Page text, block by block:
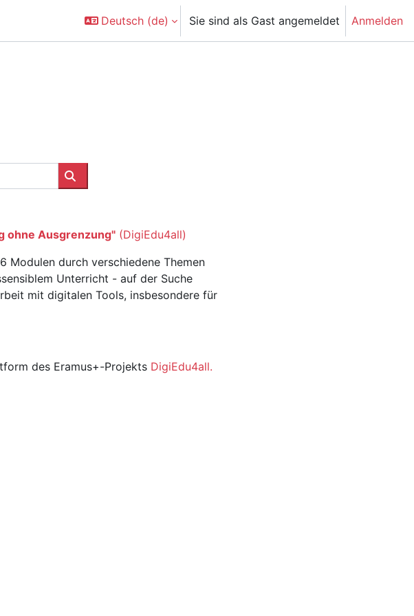
Deutsch ‎(de)‎ Sie sind als Gast angemeldet Anmelden
Kurse suchen
ohne Ausgrenzung" (DigiEdu4all)
Modulen durch verschiedene Themen
Unterricht - auf der Suche
mit digitalen Tools, insbesondere für
des Eramus+-Projekts DigiEdu4all.